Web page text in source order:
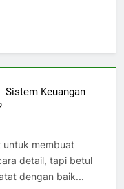
Sistem Keuangan
untuk membuat
detail, tapi betul
dengan baik...